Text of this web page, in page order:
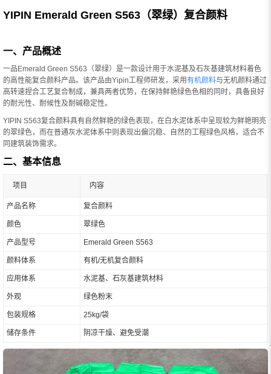
YIPIN Emerald Green S563（翠绿）复合颜料
一、产品概述
一品Emerald Green S563（翠绿）是一款设计用于水泥基及石灰基建筑材料着色
的高性能复合颜料产品。该产品由Yipin工程师研发，采用有机颜料与无机颜料通过
高转速捏合工艺复合制成，兼具两者优势，在保持鲜艳绿色色相的同时，具备良好
的耐光性、耐候性及耐碱稳定性。
YIPIN S563复合颜料具有自然鲜艳的绿色表现，在白水泥体系中呈现较为鲜艳明亮
的翠绿色，而在普通灰水泥体系中则表现出偏沉稳、自然的工程绿色风格，适合不
同建筑装饰需求。
二、基本信息
项目 内容
产品名称 复合颜料
颜色 翠绿色
产品型号 Emerald Green S563
颜料体系 有机/无机复合颜料
应用体系 水泥基、石灰基建筑材料
外观 绿色粉末
包装规格 25kg/袋
储存条件 阴凉干燥、避免受潮